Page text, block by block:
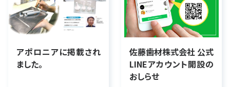
アポロニアに掲載され
ました。
佐藤歯材株式会社 公式
LINEアカウント開設の
おしらせ